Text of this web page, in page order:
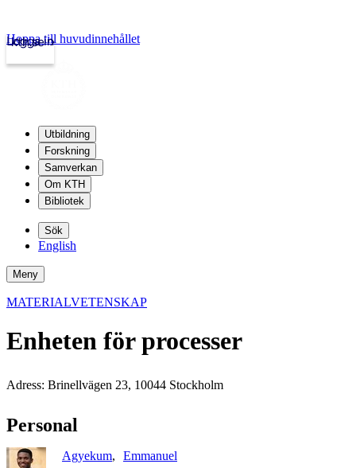
kth.se
Logga in
Hoppa till huvudinnehållet
Utbildning
Forskning
Samverkan
Om KTH
Bibliotek
Sök
English
Meny
MATERIALVETENSKAP
Enheten för processer
Adress: Brinellvägen 23, 10044 Stockholm
Personal
Agyekum
Emmanuel